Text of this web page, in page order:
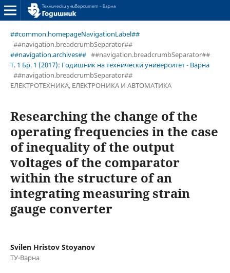
##common.homepageNavigationLabel##
##navigation.breadcrumbSeparator##
##navigation.archives## ##navigation.breadcrumbSeparator##
Т. 1 Бр. 1 (2017): Годишник на технически университет - Варна
##navigation.breadcrumbSeparator##
ЕЛЕКТРОТЕХНИКА, ЕЛЕКТРОНИКА И АВТОМАТИКА
Researching the change of the
operating frequencies in the case
of inequality of the output
voltages of the comparator
within the structure of an
integrating measuring strain
gauge converter
Svilen Hristov Stoyanov
ТУ-Варна